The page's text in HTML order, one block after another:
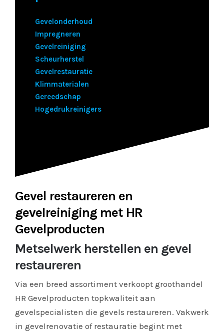
Gevelonderhoud
Impregneren
Gevelreiniging
Scheurherstel
Gevelrestauratie
Klimmaterialen
Gereedschap
Hogedrukreinigers
Gevel restaureren en
gevelreiniging met HR
Gevelproducten
Metselwerk herstellen en gevel
restaureren
Via een breed assortiment verkoopt groothandel
HR Gevelproducten topkwaliteit aan
gevelspecialisten die gevels restaureren. Vakwerk
in gevelrenovatie of restauratie begint met